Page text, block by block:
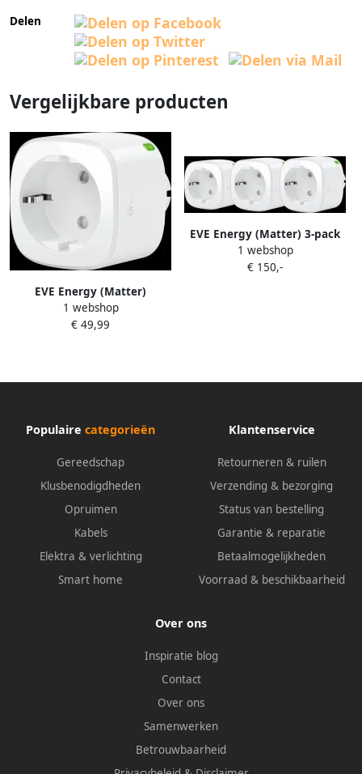
Delen
Vergelijkbare producten
EVE Energy (Matter)
1 webshop
€ 49,99
EVE Energy (Matter) 3-pack
1 webshop
€ 150,-
Populaire categorieën
Gereedschap
Klusbenodigdheden
Opruimen
Kabels
Elektra & verlichting
Smart home
Klantenservice
Retourneren & ruilen
Verzending & bezorging
Status van bestelling
Garantie & reparatie
Betaalmogelijkheden
Voorraad & beschikbaarheid
Over ons
Inspiratie blog
Contact
Over ons
Samenwerken
Betrouwbaarheid